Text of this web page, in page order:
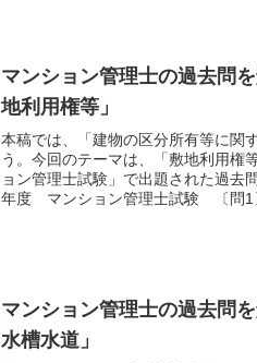
マンション管理士の過去問
地利用権等」
本稿では、「建物の区分所有等に関
う。今回のテーマは、「敷地利用権
ョン管理士試験」で出題された過去
年度 マンション管理士試験 〔問
マンション管理士の過去問
水槽水道」